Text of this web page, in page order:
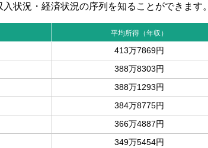
状況・経済状況の序列を知ることができます。
平均所得（年収）
413万7869円
388万8303円
388万1293円
384万8775円
366万4887円
349万5454円